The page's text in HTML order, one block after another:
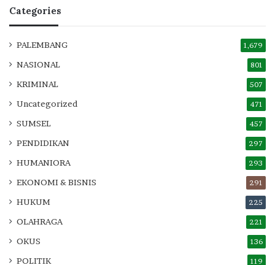
Categories
PALEMBANG 1,679
NASIONAL 801
KRIMINAL 507
Uncategorized 471
SUMSEL 457
PENDIDIKAN 297
HUMANIORA 293
EKONOMI & BISNIS 291
HUKUM 225
OLAHRAGA 221
OKUS 136
POLITIK 119